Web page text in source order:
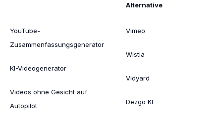
YouTube-
Zusammenfassungsgenerator
KI-Videogenerator
Videos ohne Gesicht auf
Autopilot
Alternative
Vimeo
Wistia
Vidyard
Dezgo KI